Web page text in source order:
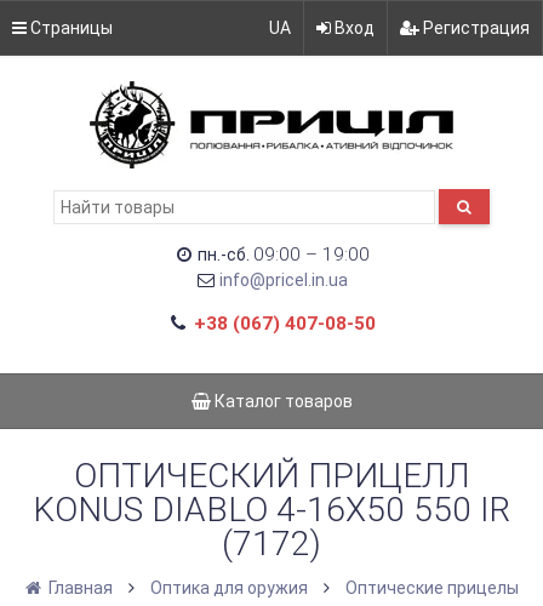
Страницы UA Вход Регистрация
пн.-сб. 09:00 – 19:00
info@pricel.in.ua
+38 (067) 407-08-50
Каталог товаров
ОПТИЧЕСКИЙ ПРИЦЕЛЛ
KONUS DIABLO 4-16X50 550 IR
(7172)
Главная Оптика для оружия
Оптические прицелы